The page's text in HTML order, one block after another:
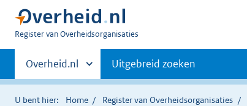
U
Register van Overheidsorganisaties
Primaire
navigatie
Andere
sites
binnen
Overheid.nl Uitgebreid zoeken
U bent hier: Home Register van Overheidsorganisaties